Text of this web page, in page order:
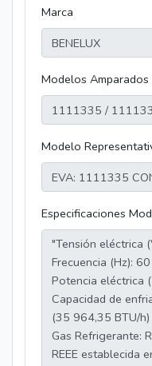
Marca
Modelos Amparados
Modelo
Especificaciones